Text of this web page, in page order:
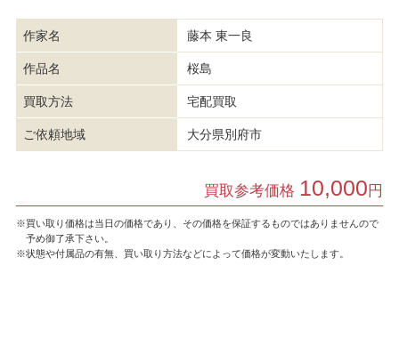
作家名 藤本 東一良
作品名 桜島
買取方法 宅配買取
ご依頼地域 大分県別府市
買取参考価格 10,000 円
※買い取り価格は当日の価格であり、その価格を保証するものではありませんので
予め御了承下さい。
※状態や付属品の有無、買い取り方法などによって価格が変動いたします。